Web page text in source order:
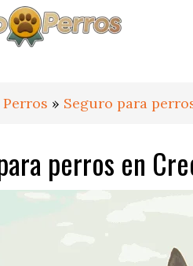
» Seguro para
perros en